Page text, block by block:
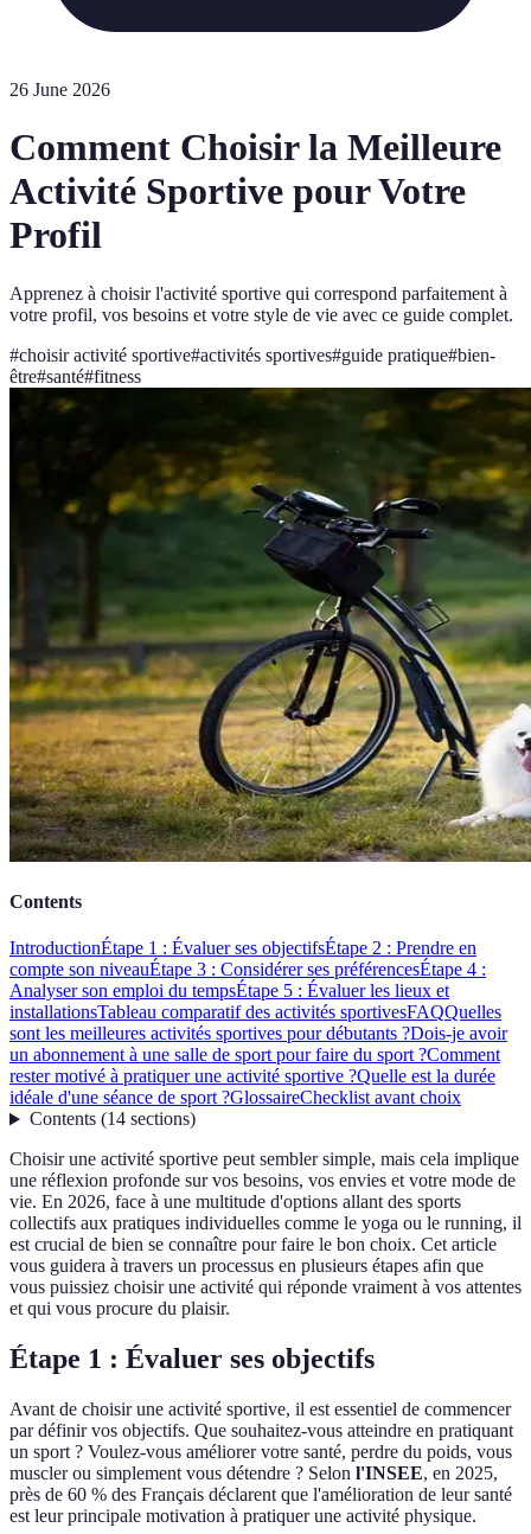
26 June 2026
Comment Choisir la Meilleure
Activité Sportive pour Votre
Profil
Apprenez à choisir l'activité sportive qui correspond parfaitement à
votre profil, vos besoins et votre style de vie avec ce guide complet.
#choisir activité sportive#activités sportives#guide pratique#bien-
être#santé#fitness
Contents
IntroductionÉtape 1 : Évaluer ses objectifsÉtape 2 : Prendre en
compte son niveauÉtape 3 : Considérer ses préférencesÉtape 4 :
Analyser son emploi du tempsÉtape 5 : Évaluer les lieux et
installationsTableau comparatif des activités sportivesFAQQuelles
sont les meilleures activités sportives pour débutants ?Dois-je avoir
un abonnement à une salle de sport pour faire du sport ?Comment
rester motivé à pratiquer une activité sportive ?Quelle est la durée
idéale d'une séance de sport ?GlossaireChecklist avant choix
Contents(14 sections)
Choisir une activité sportive peut sembler simple, mais cela implique
une réflexion profonde sur vos besoins, vos envies et votre mode de
vie. En 2026, face à une multitude d'options allant des sports
collectifs aux pratiques individuelles comme le yoga ou le running, il
est crucial de bien se connaître pour faire le bon choix. Cet article
vous guidera à travers un processus en plusieurs étapes afin que
vous puissiez choisir une activité qui réponde vraiment à vos attentes
et qui vous procure du plaisir.
Étape 1 : Évaluer ses objectifs
Avant de choisir une activité sportive, il est essentiel de commencer
par définir vos objectifs. Que souhaitez-vous atteindre en pratiquant
un sport ? Voulez-vous améliorer votre santé, perdre du poids, vous
muscler ou simplement vous détendre ? Selon l'INSEE, en 2025,
près de 60 % des Français déclarent que l'amélioration de leur santé
est leur principale motivation à pratiquer une activité physique.